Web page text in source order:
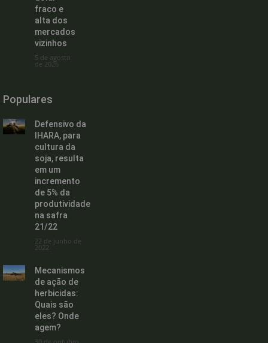
fraco e
alta dos
mercados
vizinhos
5 de agosto
de 2026
Populares
Defensivo da
IHARA, para
cultura da
soja, resulta
em um
incremento
de 5% da
produtividade
na safra
21/22
22 de junho de
2022
Mecanismos
de ação de
herbicidas:
Quais são
eles? Onde
agem?